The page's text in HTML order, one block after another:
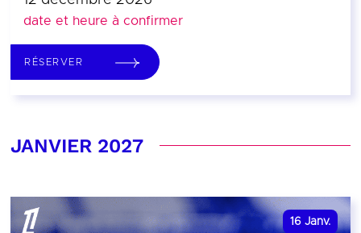
date et heure à confirmer
RÉSERVER
JANVIER 2027
16 Janv.